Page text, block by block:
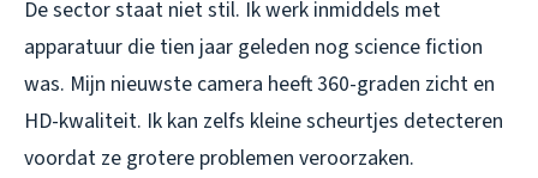
De sector staat niet stil. Ik werk inmiddels met
apparatuur die tien jaar geleden nog science fiction
was. Mijn nieuwste camera heeft 360-graden zicht en
HD-kwaliteit. Ik kan zelfs kleine scheurtjes detecteren
voordat ze grotere problemen veroorzaken.